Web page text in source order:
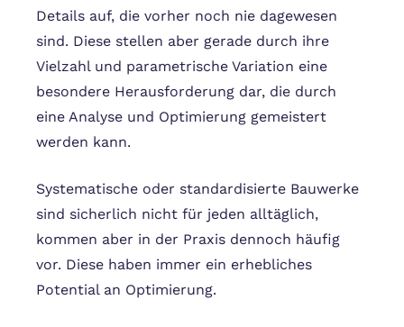
Details auf, die vorher noch nie dagewesen
sind. Diese stellen aber gerade durch ihre
Vielzahl und parametrische Variation eine
besondere Herausforderung dar, die durch
eine Analyse und Optimierung gemeistert
werden kann.
Systematische oder standardisierte Bauwerke
sind sicherlich nicht für jeden alltäglich,
kommen aber in der Praxis dennoch häufig
vor. Diese haben immer ein erhebliches
Potential an Optimierung.